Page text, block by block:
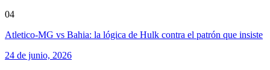
04
Atletico-MG vs Bahia: la lógica de Hulk contra el patrón que insiste
24 de junio, 2026